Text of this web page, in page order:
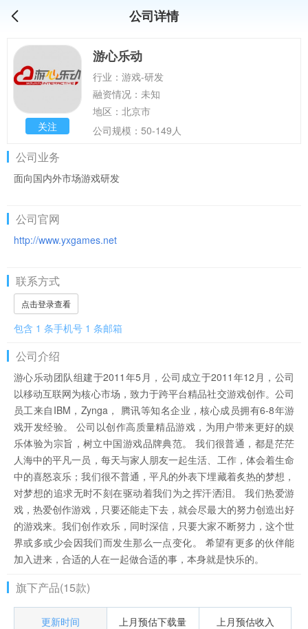
公司详情
关注
游心乐动
行业：游戏-研发
融资情况：未知
地区：北京市
公司规模：50-149人
公司业务
面向国内外市场游戏研发
公司官网
http://www.yxgames.net
联系方式
点击登录查看
包含 1 条手机号 1 条邮箱
公司介绍
游心乐动团队组建于2011年5月，公司成立于2011年12月，公司
以移动互联网为核心市场，致力于跨平台精品社交游戏创作。公司
员工来自IBM，Zynga， 腾讯等知名企业，核心成员拥有6-8年游
戏开发经验。 公司以创作高质量精品游戏，为用户带来更好的娱
乐体验为宗旨，树立中国游戏品牌典范。 我们很普通，都是茫茫
人海中的平凡一员，每天与家人朋友一起生活、工作，体会着生命
中的喜怒哀乐；我们很不普通，平凡的外表下埋藏着炙热的梦想，
对梦想的追求无时不刻在驱动着我们为之挥汗洒泪。 我们热爱游
戏，热爱创作游戏，只要还能走下去，就会尽最大的努力创造出好
的游戏来。我们创作欢乐，同时深信，只要大家不断努力，这个世
界或多或少会因我们而发生那么一点变化。 希望有更多的伙伴能
加入进来，合适的人在一起做合适的事，本身就是快乐的。
旗下产品(15款)
更新时间 上月预估下载量 上月预估收入